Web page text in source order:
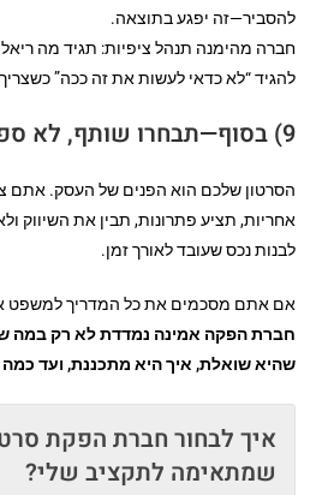
להסביר—זה יפגע בתוצאה.
חברה מהימנה תנהל ציפיות: תגיד מה
להגיד “לא כדאי לעשות את זה ככה”
9) בסוף—תבחרו שותף, לא ספק
הסרטון שלכם הוא הפנים של העסק. אתם
אחריות, תציע פתרונות, תבין את השיווק
לבנות נכס שעובד לאורך זמן.
אם אתם מסכמים את כל המדריך למשפט
חברת הפקה אמינה נמדדת לא רק במה
שהיא שואלת, איך היא מתכננת, ועד
איך לבחור חברת הפקת
שמתאימה לתקציב שלי?